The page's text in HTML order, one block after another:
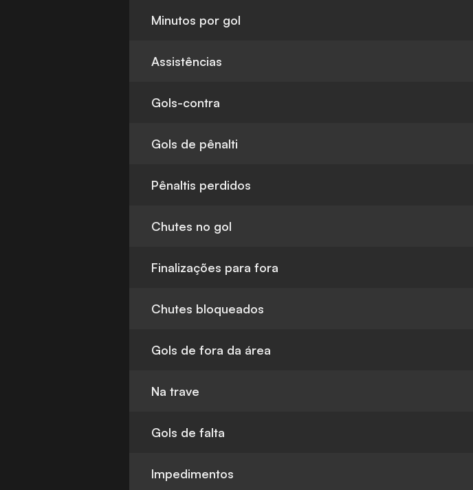
Minutos por gol
Assistências
Gols-contra
Gols de pênalti
Pênaltis perdidos
Chutes no gol
Finalizações para fora
Chutes bloqueados
Gols de fora da área
Na trave
Gols de falta
Impedimentos